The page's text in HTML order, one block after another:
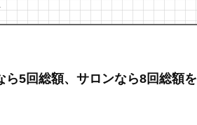
5回総額、サロンなら8回総額を